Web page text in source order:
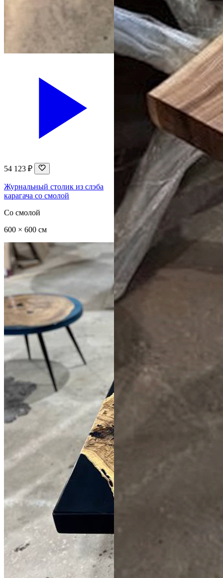
54 123 ₽
Журнальный столик из слэба
карагача со смолой
Со смолой
600 × 600 см